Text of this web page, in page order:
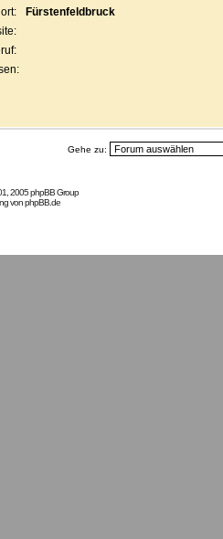
Fürstenfeldbruck
Gehe zu:
2005 phpBB Group
vonphpBB.de